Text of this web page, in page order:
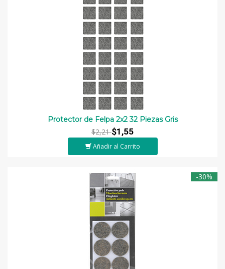
Protector de Felpa 2x2 32 Piezas Gris
$2,21$1,55
Añadir al Carrito
-30%